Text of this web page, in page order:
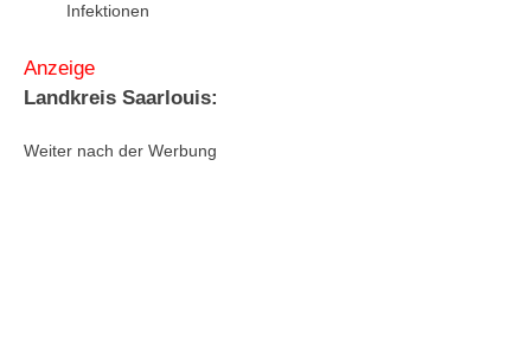
Infektionen
Anzeige
Landkreis Saarlouis:
Weiter nach der Werbung